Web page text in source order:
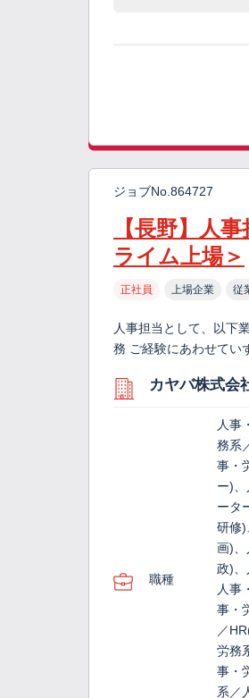
ジョブNo.864727
【長野】人
ライム上場＞
正社員 上場企業 従
人事担当として、以下
務 ご経験にあわせてい
カヤバ株式会
職種
人事
務系
事・
ー)
ータ
研修
画)
政)、
人事
事・
／
労務
事・
系／